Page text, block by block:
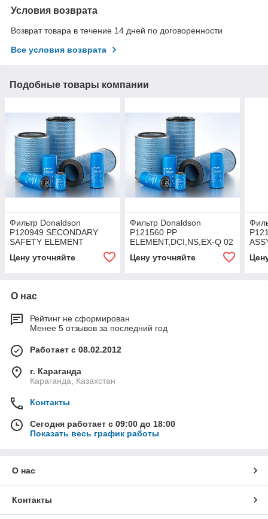
Условия возврата
Возврат товара в течение 14 дней по договоренности
Все условия возврата
Подобные товары компании
Фильтр Donaldson
P120949 SECONDARY
SAFETY ELEMENT
Цену уточняйте
Фильтр Donaldson
P121560 PP
ELEMENT,DCI,NS,EX-Q 02
Цену уточняйте
О нас
Рейтинг не сформирован
Менее 5 отзывов за последний год
Работает с 08.02.2012
г. Караганда
Караганда, Казахстан
Контакты
Сегодня работает с 09:00 до 18:00
Показать весь график работы
О нас
Контакты